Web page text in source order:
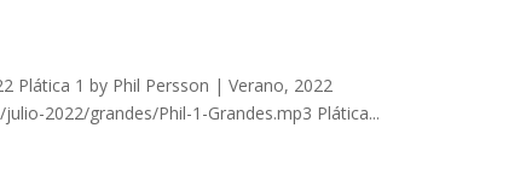
Plática 1 by Phil Persson | Verano, 2022
2022/grandes/Phil-1-Grandes.mp3 Plática...